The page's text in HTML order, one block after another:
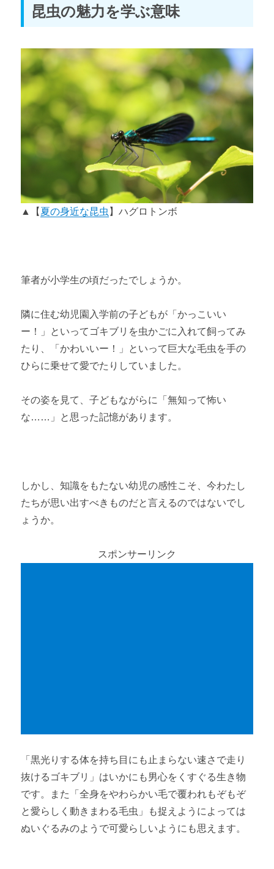
昆虫の魅力を学ぶ意味
▲【 夏の身近な昆虫 】ハグロトンボ
筆者が小学生の頃だったでしょうか。
隣に住む幼児園入学前の子どもが「かっこいい
ー！」といってゴキブリを虫かごに入れて飼ってみ
たり、「かわいいー！」といって巨大な毛虫を手の
ひらに乗せて愛でたりしていました。
その姿を見て、子どもながらに「無知って怖い
な……」と思った記憶があります。
しかし、知識をもたない幼児の感性こそ、今わたし
たちが思い出すべきものだと言えるのではないでし
ょうか。
スポンサーリンク
「黒光りする体を持ち目にも止まらない速さで走り
抜けるゴキブリ」はいかにも男心をくすぐる生き物
です。また「全身をやわらかい毛で覆われもぞもぞ
と愛らしく動きまわる毛虫」も捉えようによっては
ぬいぐるみのようで可愛らしいようにも思えます。